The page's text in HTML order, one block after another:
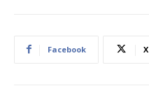
p
Facebook X